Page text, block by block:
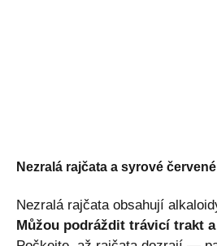
Nezralá rajčata a syrové
Nezralá rajčata obsahují
Můžou podráždit trávicí trakt